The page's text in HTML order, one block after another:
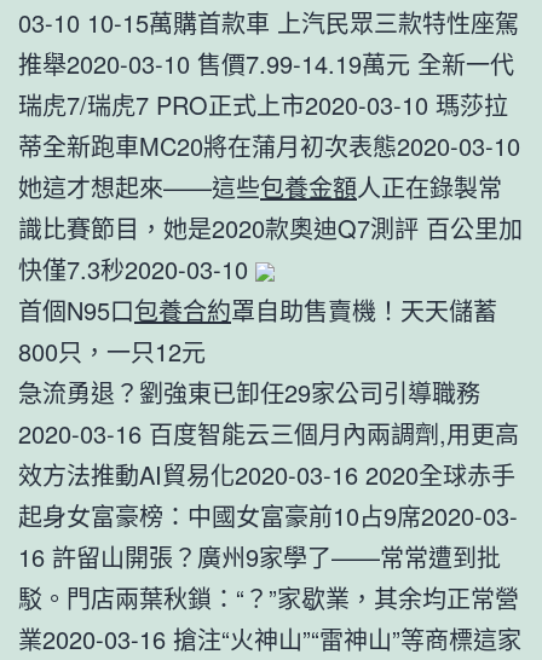
03-10 ​10-15萬購首款車 上汽民眾三款特性座駕
推舉2020-03-10 ​售價7.99-14.19萬元 全新一代
瑞虎7/瑞虎7 PRO正式上市2020-03-10 瑪莎拉
蒂全新跑車MC20將在蒲月初次表態2020-03-10
她這才想起來——這些包養金額人正在錄製常
識比賽節目，她是2020款奧迪Q7測評 百公里加
快僅7.3秒2020-03-10
首個N95口包養合約罩自助售賣機！天天儲蓄
800只，一只12元
急流勇退？劉強東已卸任29家公司引導職務
2020-03-16 百度智能云三個月內兩調劑,用更高
效方法推動AI貿易化2020-03-16 2020全球赤手
起身女富豪榜：中國女富豪前10占9席2020-03-
16 許留山開張？廣州9家學了——常常遭到批
駁。門店兩葉秋鎖：“？”家歇業，其余均正常營
業2020-03-16 搶注“火神山”“雷神山”等商標這家